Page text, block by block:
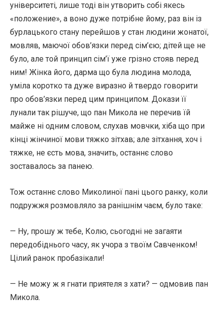
університеті, лише тоді він утворить собі якесь
«положение», а воно дуже потрібне йому, раз він із
бурлацького стану перейшов у стан людини жонатої,
мовляв, маючої обов’язки перед сім’єю; дітей ще не
було, але той принцип сім’ї уже грізно стояв перед
ним! Жінка його, дарма що була людина молода,
уміла коротко та дуже виразно й твердо говорити
про обов’язки перед цим принципом. Докази її
лунали так рішуче, що пан Микола не перечив їй
майже ні одним словом, слухав мовчки, хіба що при
кінці жінчиної мови тяжко зітхав; але зітхання, хоч і
тяжке, не єсть мова, значить, останнє слово
зоставалось за панею.
Тож останнє слово Миколиної пані цього ранку, коли
подружжя розмовляло за ранішнім чаєм, було таке:
— Ну, прошу ж тебе, Колю, сьогодні не загаяти
передобіднього часу, як учора з твоїм Савченком!
Цілий ранок пробазікали!
— Не можу ж я гнати приятеля з хати? — одмовив пан
Микола.